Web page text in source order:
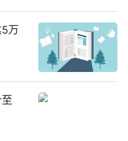
万